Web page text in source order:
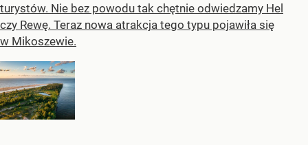
turystów. Nie bez powodu tak chętnie odwiedzamy Hel
czy Rewę. Teraz nowa atrakcja tego typu pojawiła się
w Mikoszewie.